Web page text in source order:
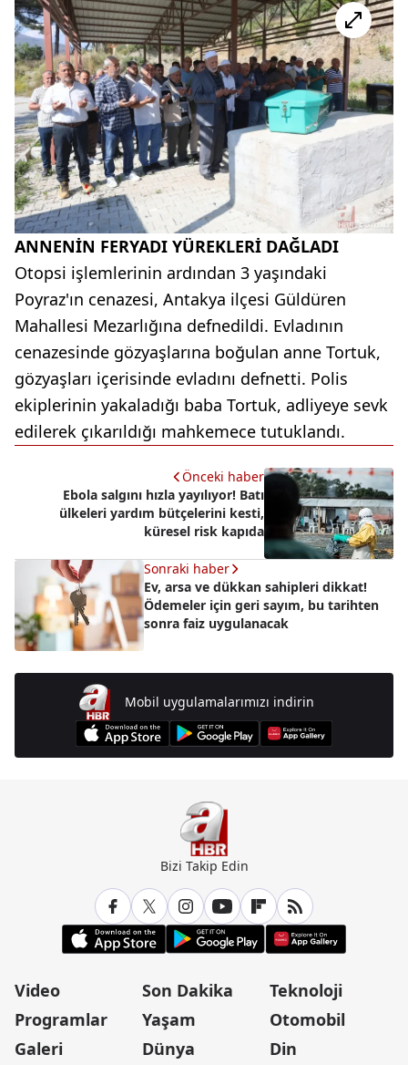
ANNENİN FERYADI YÜREKLERİ DAĞLADI
Otopsi işlemlerinin ardından 3 yaşındaki
Poyraz'ın cenazesi, Antakya ilçesi Güldüren
Mahallesi Mezarlığına defnedildi. Evladının
cenazesinde gözyaşlarına boğulan anne Tortuk,
gözyaşları içerisinde evladını defnetti. Polis
ekiplerinin yakaladığı baba Tortuk, adliyeye sevk
edilerek çıkarıldığı mahkemece tutuklandı.
Önceki haber
Ebola salgını hızla yayılıyor! Batı
ülkeleri yardım bütçelerini kesti,
küresel risk kapıda
Sonraki haber
Ev, arsa ve dükkan sahipleri dikkat!
Ödemeler için geri sayım, bu tarihten
sonra faiz uygulanacak
Mobil uygulamalarımızı indirin
Bizi Takip Edin
Video
Programlar
Galeri
Son Dakika
Yaşam
Dünya
Teknoloji
Otomobil
Din